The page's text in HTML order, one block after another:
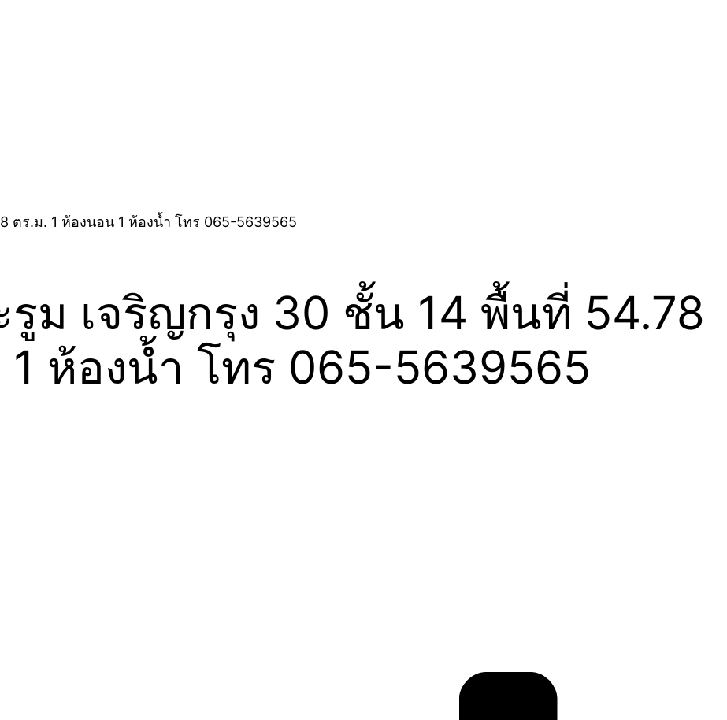
ม เจริญกรุง 30 ชั้น 14 พื้นที่ 54.78
ห้องน้ำ โทร 065-5639565